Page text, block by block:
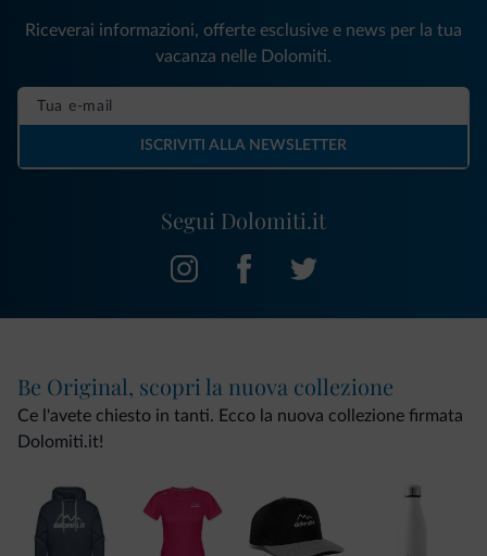
Segui Dolomiti.it
Riceverai informazioni, offerte esclusive e news per la tua
vacanza nelle Dolomiti.
ISCRIVITI ALLA NEWSLETTER
Be Original, scopri la nuova collezione
Ce l'avete chiesto in tanti. Ecco la nuova collezione firmata
Dolomiti.it!